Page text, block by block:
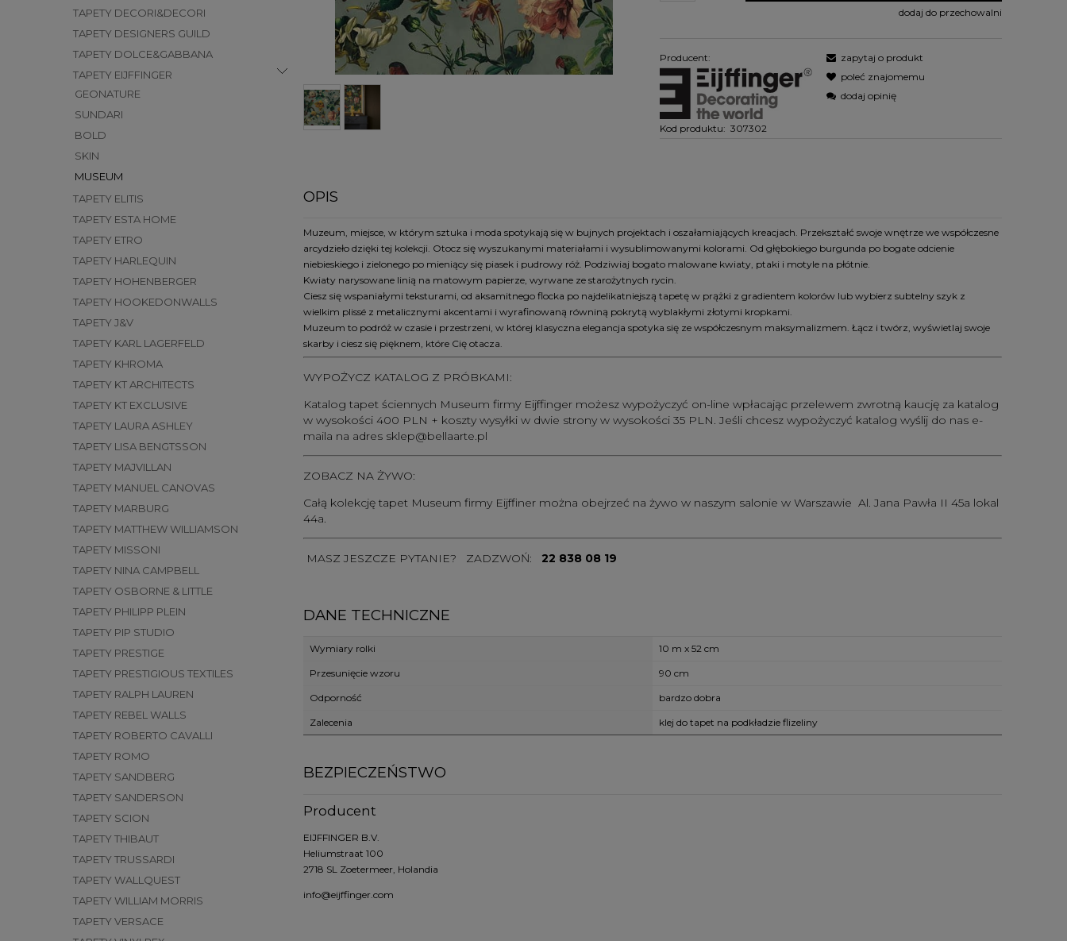
TAPETY DECORI&DECORI
TAPETY DESIGNERS GUILD
TAPETY DOLCE&GABBANA
TAPETY EIJFFINGER
GEONATURE
SUNDARI
BOLD
SKIN
MUSEUM
TAPETY ELITIS
TAPETY ESTA HOME
TAPETY ETRO
TAPETY HARLEQUIN
TAPETY HOHENBERGER
TAPETY HOOKEDONWALLS
TAPETY J&V
TAPETY KARL LAGERFELD
TAPETY KHROMA
TAPETY KT ARCHITECTS
TAPETY KT EXCLUSIVE
TAPETY LAURA ASHLEY
TAPETY LISA BENGTSSON
TAPETY MAJVILLAN
TAPETY MANUEL CANOVAS
TAPETY MARBURG
TAPETY MATTHEW WILLIAMSON
TAPETY MISSONI
TAPETY NINA CAMPBELL
TAPETY OSBORNE & LITTLE
TAPETY PHILIPP PLEIN
TAPETY PIP STUDIO
TAPETY PRESTIGE
TAPETY PRESTIGIOUS TEXTILES
TAPETY RALPH LAUREN
TAPETY REBEL WALLS
TAPETY ROBERTO CAVALLI
TAPETY ROMO
TAPETY SANDBERG
TAPETY SANDERSON
TAPETY SCION
TAPETY THIBAUT
TAPETY TRUSSARDI
TAPETY WALLQUEST
TAPETY WILLIAM MORRIS
TAPETY VERSACE
dodaj do przechowalni
Producent:
Kod produktu: 307302
zapytaj o produkt
poleć znajomemu
dodaj opinię
OPIS
Muzeum, miejsce, w którym sztuka i moda spotykają się w bujnych projektach i oszałamiających kreacjach. Przekształć swoje wnętrze we współczesne
arcydzieło dzięki tej kolekcji. Otocz się wyszukanymi materiałami i wysublimowanymi kolorami. Od głębokiego burgunda po bogate odcienie
niebieskiego i zielonego po mieniący się piasek i pudrowy róż. Podziwiaj bogato malowane kwiaty, ptaki i motyle na płótnie.
Kwiaty narysowane linią na matowym papierze, wyrwane ze starożytnych rycin.
Ciesz się wspaniałymi teksturami, od aksamitnego flocka po najdelikatniejszą tapetę w prążki z gradientem kolorów lub wybierz subtelny szyk z
wielkim plissé z metalicznymi akcentami i wyrafinowaną równiną pokrytą wyblakłymi złotymi kropkami.
Muzeum to podróż w czasie i przestrzeni, w której klasyczna elegancja spotyka się ze współczesnym maksymalizmem. Łącz i twórz, wyświetlaj swoje
skarby i ciesz się pięknem, które Cię otacza.
WYPOŻYCZ KATALOG Z PRÓBKAMI:
Katalog tapet ściennych Museum firmy Eijffinger możesz wypożyczyć on-line wpłacając przelewem zwrotną kaucję za katalog
w wysokości 400 PLN + koszty wysyłki w dwie strony w wysokości 35 PLN. Jeśli chcesz wypożyczyć katalog wyślij do nas e-
maila na adres sklep@bellaarte.pl
ZOBACZ NA ŻYWO:
Całą kolekcję tapet Museum firmy Eijffiner można obejrzeć na żywo w naszym salonie w Warszawie Al. Jana Pawła II 45a lokal
44a.
MASZ JESZCZE PYTANIE? ZADZWOŃ: 22 838 08 19
DANE TECHNICZNE
Wymiary rolki 10 m x 52 cm
Przesunięcie wzoru 90 cm
Odporność bardzo dobra
Zalecenia klej do tapet na podkładzie flizeliny
BEZPIECZEŃSTWO
Producent
EIJFFINGER B.V.
Heliumstraat 100
2718 SL Zoetermeer, Holandia
info@eijffinger.com